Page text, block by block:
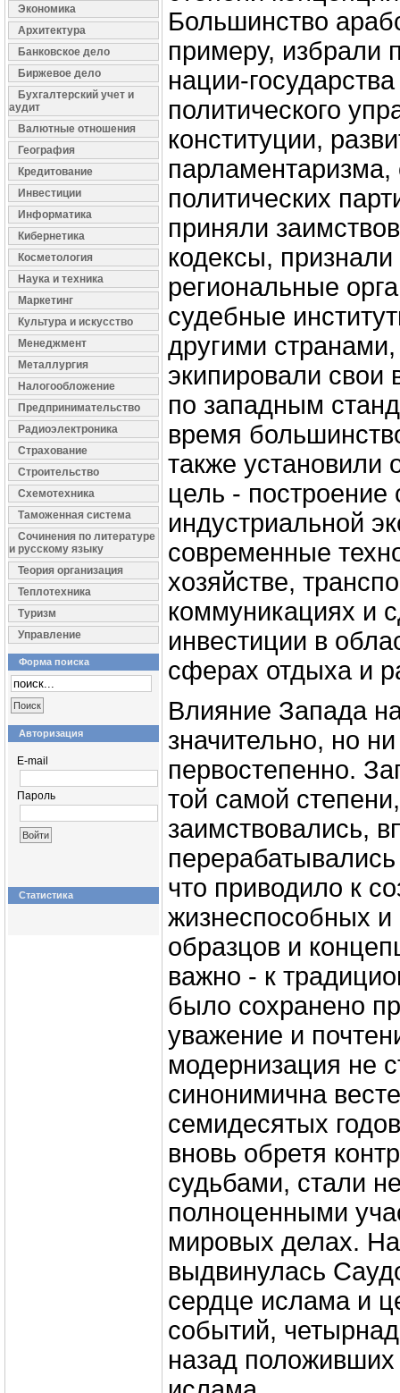
Экономика
Архитектура
Банковское дело
Биржевое дело
Бухгалтерский учет и
аудит
Валютные отношения
География
Кредитование
Инвестиции
Информатика
Кибернетика
Косметология
Наука и техника
Маркетинг
Культура и искусство
Менеджмент
Металлургия
Налогообложение
Предпринимательство
Радиоэлектроника
Страхование
Строительство
Схемотехника
Таможенная система
Сочинения по литературе
и русскому языку
Теория организация
Теплотехника
Туризм
Управление
Форма поиска
Авторизация
E-mail
Пароль
Статистика
Большинство
примеру, избрали
нации-
политического
конституции,
парламентаризма,
политических
приняли
кодексы,
региональные
судебные
другими
экипировали
по западным
время
также
цель - построение
индустриальной
современные
хозяйстве,
коммуникациях и
инвестиции в
сферах отдыха и
Влияние Запада
значительно, но
первостепенно.
той самой
заимствовались,
что приводило к
жизнеспособных
образцов и
важно - к
было сохранено
уважение и
модернизация не
синонимична
семидесятых
вновь обретя
судьбами, стали
полноценными
мировых делах.
выдвинулась
сердце ислама и
событий,
назад